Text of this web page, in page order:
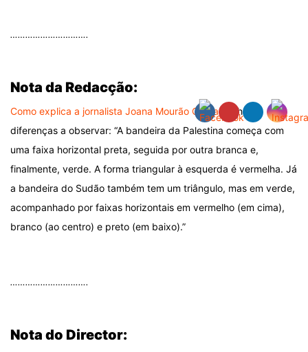
………………………….
Nota da Redacção:
Como explica a jornalista Joana Mourão Carvalho
, há
diferenças a observar: “A bandeira da Palestina começa com
uma faixa horizontal preta, seguida por outra branca e,
finalmente, verde. A forma triangular à esquerda é vermelha. Já
a bandeira do Sudão também tem um triângulo, mas em verde,
acompanhado por faixas horizontais em vermelho (em cima),
branco (ao centro) e preto (em baixo).”
………………………….
Nota do Director: